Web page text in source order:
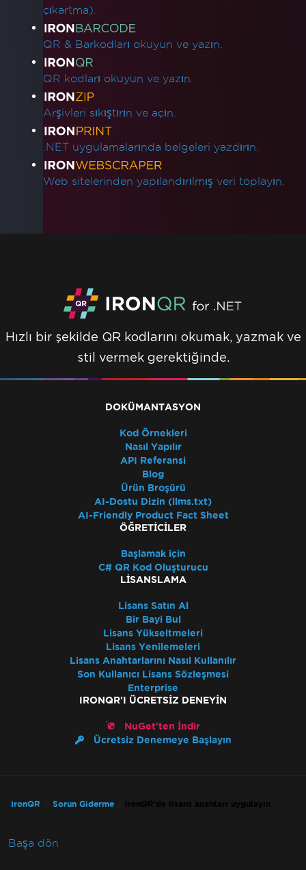
çıkartma).
QR & Barkodları okuyun ve yazın.
QR kodları okuyun ve yazın.
Arşivleri sıkıştırın ve açın.
.NET uygulamalarında belgeleri yazdırın.
Web sitelerinden yapılandırılmış veri toplayın.
Hızlı bir şekilde QR kodlarını okumak, yazmak ve
stil vermek gerektiğinde.
DOKÜMANTASYON
Kod Örnekleri
Nasıl Yapılır
API Referansi
Blog
Ürün Broşürü
AI-Dostu Dizin (llms.txt)
AI-Friendly Product Fact Sheet
ÖĞRETICILER
Başlamak için
C# QR Kod Oluşturucu
LISANSLAMA
Lisans Satın Al
Bir Bayi Bul
Lisans Yükseltmeleri
Lisans Yenilemeleri
Lisans Anahtarlarını Nasıl Kullanılır
Son Kullanıcı Lisans Sözleşmesi
Enterprise
IRONQR'I ÜCRETSIZ DENEYIN
NuGet'ten İndir
Ücretsiz Denemeye Başlayın
IronQR Sorun Giderme IronQR'de lisans anahtarı uygulayın
Başa dön